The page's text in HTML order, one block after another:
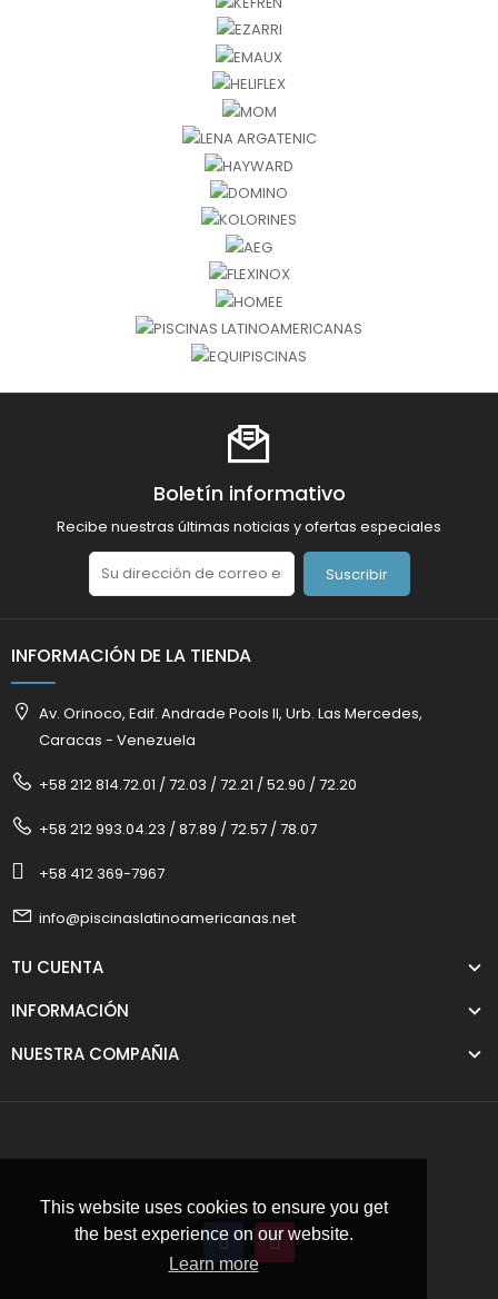
This website uses cookies to ensure you get
the best experience on our website.
Learn more
Boletín informativo
Recibe nuestras últimas noticias y ofertas especiales
Suscribir
INFORMACIÓN DE LA TIENDA
Av. Orinoco, Edif. Andrade Pools II, Urb. Las Mercedes,
Caracas - Venezuela
+58 212 814.72.01 / 72.03 / 72.21 / 52.90 / 72.20
+58 212 993.04.23 / 87.89 / 72.57 / 78.07
+58 412 369-7967
info@piscinaslatinoamericanas.net
TU CUENTA
INFORMACIÓN
NUESTRA COMPAÑIA